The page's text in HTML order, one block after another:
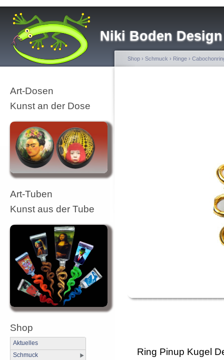
Niki Boden Design
Art-Dosen
Kunst an der Dose
Art-Tuben
Kunst aus der Tube
Shop
Aktuelles
Schmuck
Shop › Schmuck › Ringe ›
Ring Pinup Kugel